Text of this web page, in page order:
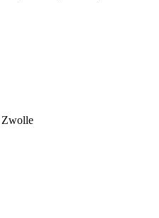
Zwolle